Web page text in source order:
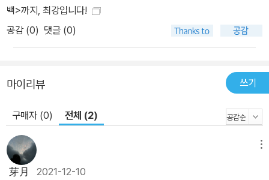
리지널 삽화를 100퍼센트 복원하여, 처음 잡지에 연재된 작품 앞에
서 느꼈을 감흥을 고스란히 재현했다. 최근 연구 결과 기존 뤼팽 전집
작들이며 그나마 상당수 삽화가 누락되었다는 사실이 밝혀졌다. 『결
정판 아르센 뤼팽 전집』은 아르센 뤼팽 시리즈 전 작품의 최초 지면
고 취합하여 복원하는 지난한 작업의 결과물이다. 30,000매에 달하
는 원고와 삽화 370여 컷을 10권 합본형에 담아내어, 21세기에 새로
읽는 고전의 감동을 전한다. 아울러 모든 작품에 「작품 정보」를 덧붙
여, 작품 연재 당시 뤼팽 시리즈가 누렸던 세간의 인기와 발행 부수,
백>까지, 최강입니다!
공감 (0) 댓글 (0)
마이리뷰 쓰기
구매자 (0) 전체 (2)
芽月 2021-12-10